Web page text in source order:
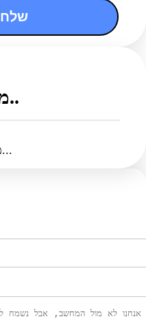
שלח בקשה
מיאווו..
מיאווו...